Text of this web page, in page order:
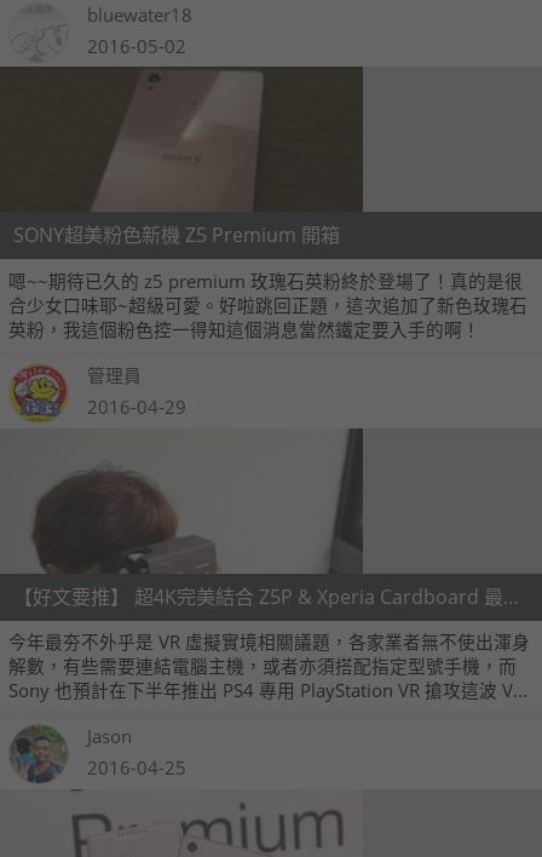
bluewater18
2016-05-02
SONY超美粉色新機 Z5 Premium 開箱
嗯~~期待已久的 z5 premium 玫瑰石英粉終於登場了！真的是很
合少女口味耶~超級可愛。好啦跳回正題，這次追加了新色玫瑰石
英粉，我這個粉色控一得知這個消息當然鐵定要入手的啊！
管理員
2016-04-29
【好文要推】 超4K完美結合 Z5P & Xperia Cardboard 最佳VR虛擬體驗
今年最夯不外乎是 VR 虛擬實境相關議題，各家業者無不使出渾身
解數，有些需要連結電腦主機，或者亦須搭配指定型號手機，而
Sony 也預計在下半年推出 PS4 專用 PlayStation VR 搶攻這波 VR
果不想花大錢體驗的話，可以先選擇門檻較低的 Cardboard 進行
體驗。
Jason
2016-04-25